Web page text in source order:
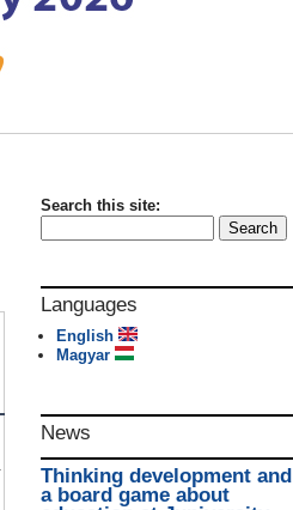
Search this site:
Languages
English
Magyar
News
Thinking development and
a board game about